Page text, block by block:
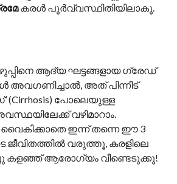
കരൾ പൂർവ്വസ്ഥിതിയിലാകൂ.
ആദ്യ ഘട്ടങ്ങളായ ഗ്രേഡ്
അവഗണിച്ചാൽ, അത് പിന്നീട്
(Cirrhosis) പോലെയുള്ള
വഴിമാറാം.
ഇന്ന് തന്നെ ഈ 3
ജീവിതത്തിൽ വരുത്തൂ, കരളിലെ
കളഞ്ഞ് ആരോഗ്യം വീണ്ടെടുക്കൂ!